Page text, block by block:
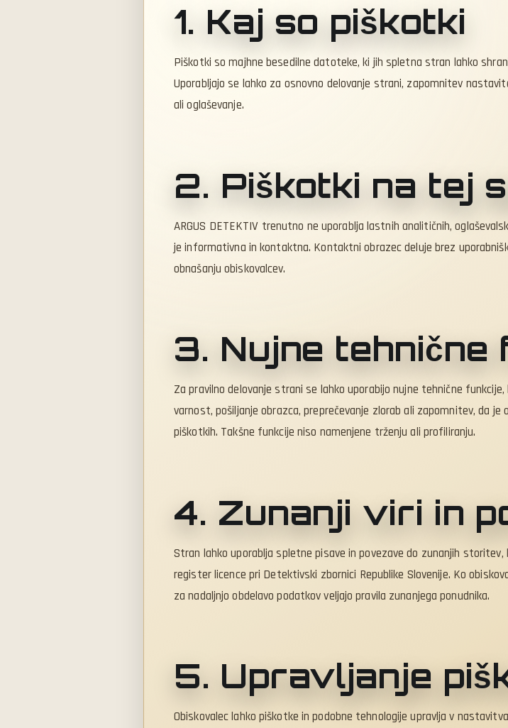
1. Kaj so piškotki
Piškotki so majhne besedilne datoteke, ki jih spletna stran lahko
Uporabljajo se lahko za osnovno delovanje strani, zapomnitev
ali oglaševanje.
2. Piškotki na tej
ARGUS DETEKTIV trenutno ne uporablja lastnih analitičnih,
je informativna in kontaktna. Kontaktni obrazec deluje brez
obnašanju obiskovalcev.
3. Nujne tehnične
Za pravilno delovanje strani se lahko uporabijo nujne tehnične
varnost, pošiljanje obrazca, preprečevanje zlorab ali zapomnitev, da je
piškotkih. Takšne funkcije niso namenjene trženju ali profiliranju.
4. Zunanji viri in
Stran lahko uporablja spletne pisave in povezave do zunanjih
register licence pri Detektivski zbornici Republike Slovenije. Ko
za nadaljnjo obdelavo podatkov veljajo pravila zunanjega ponudnika.
5. Upravljanje
Obiskovalec lahko piškotke in podobne tehnologije upravlja v